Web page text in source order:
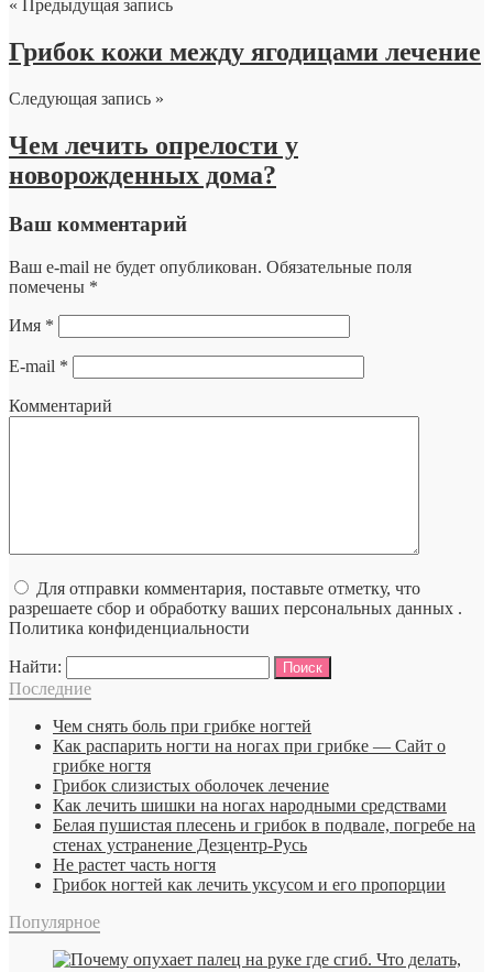
« Предыдущая запись
Грибок кожи между ягодицами лечение
Следующая запись »
Чем лечить опрелости у
новорожденных дома?
Ваш комментарий
Ваш e-mail не будет опубликован. Обязательные поля
помечены *
Имя *
E-mail *
Комментарий
Для отправки комментария, поставьте отметку, что
разрешаете сбор и обработку ваших персональных данных .
Политика конфиденциальности
Найти:
Последние
Чем снять боль при грибке ногтей
Как распарить ногти на ногах при грибке — Сайт о
грибке ногтя
Грибок слизистых оболочек лечение
Как лечить шишки на ногах народными средствами
Белая пушистая плесень и грибок в подвале, погребе на
стенах устранение Дезцентр-Русь
Не растет часть ногтя
Грибок ногтей как лечить уксусом и его пропорции
Популярное